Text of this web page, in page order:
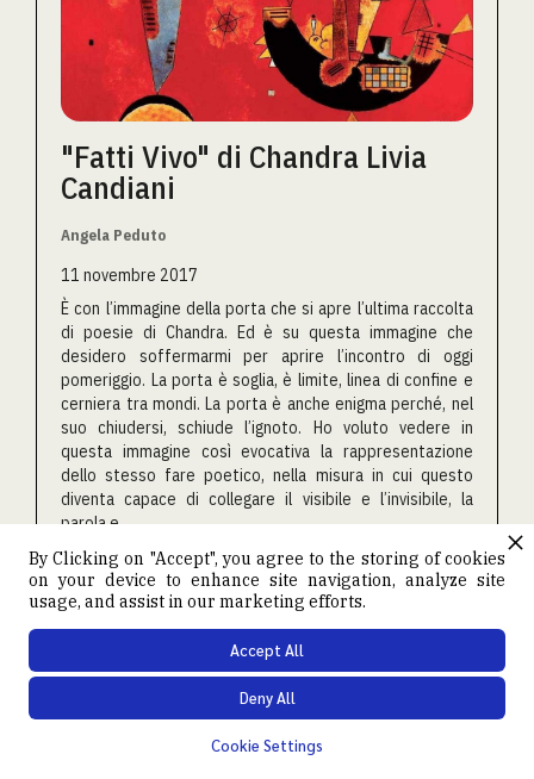
"Fatti Vivo" di Chandra Livia
Candiani
Angela Peduto
11 novembre 2017
È con l’immagine della porta che si apre l’ultima raccolta
di poesie di Chandra. Ed è su questa immagine che
desidero soffermarmi per aprire l’incontro di oggi
pomeriggio. La porta è soglia, è limite, linea di confine e
cerniera tra mondi. La porta è anche enigma perché, nel
suo chiudersi, schiude l’ignoto. Ho voluto vedere in
questa immagine così evocativa la rappresentazione
dello stesso fare poetico, nella misura in cui questo
diventa capace di collegare il visibile e l’invisibile, la
parola e ...
 CONTINUA A LEGGERE
By Clicking on "Accept", you agree to the storing of cookies
on your device to enhance site navigation, analyze site
usage, and assist in our marketing efforts.
Cookie Settings
Deny All
Accept All